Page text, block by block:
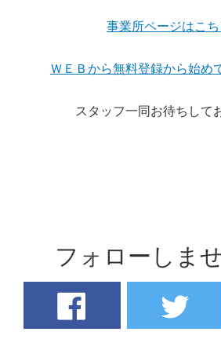
事業所ページはこち
ＷＥＢから無料登録から始め
スタッフ一同お待ちして
フォローしま